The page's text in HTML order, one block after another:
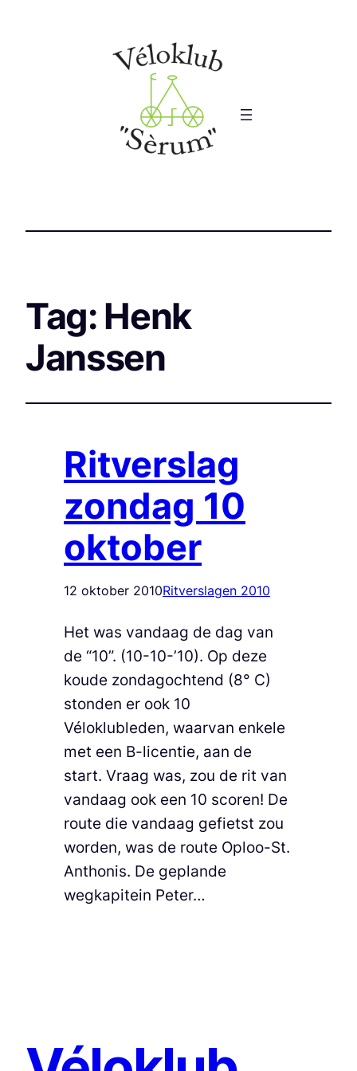
Tag: Henk
Janssen
Ritverslag
zondag 10
oktober
12 oktober 2010Ritverslagen 2010
Het was vandaag de dag van
de “10”. (10-10-’10). Op deze
koude zondagochtend (8° C)
stonden er ook 10
Véloklubleden, waarvan enkele
met een B-licentie, aan de
start. Vraag was, zou de rit van
vandaag ook een 10 scoren! De
route die vandaag gefietst zou
worden, was de route Oploo-St.
Anthonis. De geplande
wegkapitein Peter…